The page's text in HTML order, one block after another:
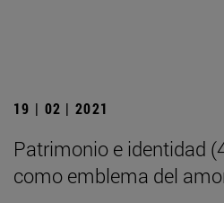
19 | 02 | 2021
Patrimonio e identidad
como emblema del